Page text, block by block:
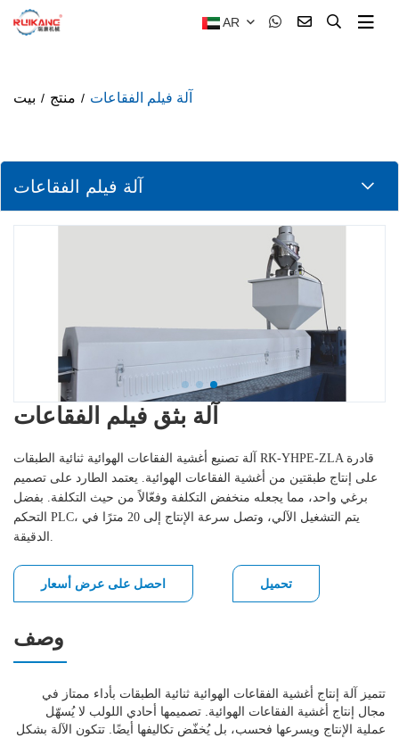
AR
بيت منتج آلة فيلم الفقاعات
آلة فيلم الفقاعات
آلة بثق فيلم الفقاعات
آلة تصنيع أغشية الفقاعات الهوائية ثنائية الطبقات RK-YHPE-ZLA قادرة
على إنتاج طبقتين من أغشية الفقاعات الهوائية. يعتمد الطارد على تصميم
برغي واحد، مما يجعله منخفض التكلفة وفعّالاً من حيث التكلفة. بفضل
التحكم PLC، يتم التشغيل الآلي، وتصل سرعة الإنتاج إلى 20 مترًا في
احصل على عرض أسعار تحميل
وصف
تتميز آلة إنتاج أغشية الفقاعات الهوائية ثنائية الطبقات بأداء ممتاز في
مجال إنتاج أغشية الفقاعات الهوائية. تصميمها أحادي اللولب لا يُسهّل
عملية الإنتاج ويسرعها فحسب، بل يُخفّض تكاليفها أيضًا. تتكون الآلة بشكل